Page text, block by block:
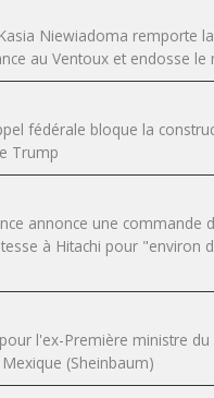
Niewiadoma remporte
au Ventoux et endosse le
fédérale bloque la
Trump
annonce une commande
à Hitachi pour "environ
l'ex-Première ministre du
(Sheinbaum)